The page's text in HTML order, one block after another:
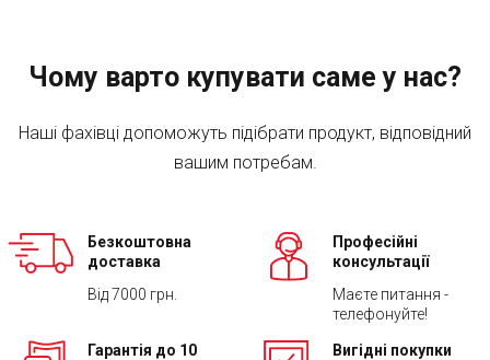
Чому варто купувати саме у нас?
Наші фахівці допоможуть підібрати продукт, відповідний
вашим потребам.
Безкоштовна
доставка
Від 7000 грн.
Професійні
консультації
Маєте питання -
телефонуйте!
Гарантія до 10
Вигідні покупки